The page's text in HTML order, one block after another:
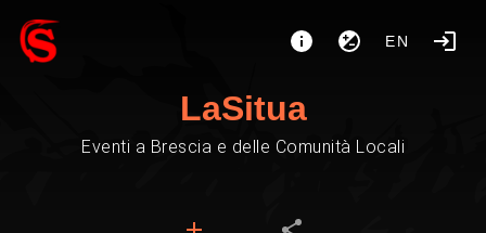
EN
LaSitua
Eventi a Brescia e delle Comunità Locali